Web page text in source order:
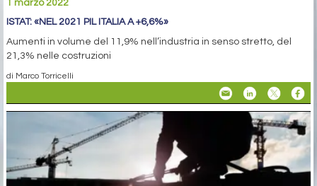
1 marzo 2022
ISTAT: «NEL 2021 PIL ITALIA A +6,6%»
Aumenti in volume del 11,9% nell’industria in senso stretto, del
21,3% nelle costruzioni
di Marco Torricelli